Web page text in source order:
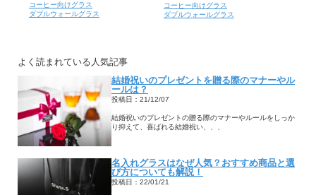
コーヒー向けグラス
ダブルウォールグラス
コーヒー向けグラス
ダブルウォールグラス
よく読まれている人気記事
結婚祝いのプレゼントを贈る際のマナーやル
ールは？
投稿日：21/12/07
結婚祝いのプレゼントの贈る際のマナーやルールをしっか
り抑えて、喜ばれる結婚祝い、、、
名入れグラスはなぜ人気？おすすめ商品と選
び方についても解説！
投稿日：22/01/21